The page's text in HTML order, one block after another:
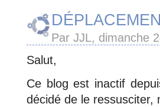
Par JJL, dimanche
Salut,
Ce blog est inactif
décidé de le ressusciter,